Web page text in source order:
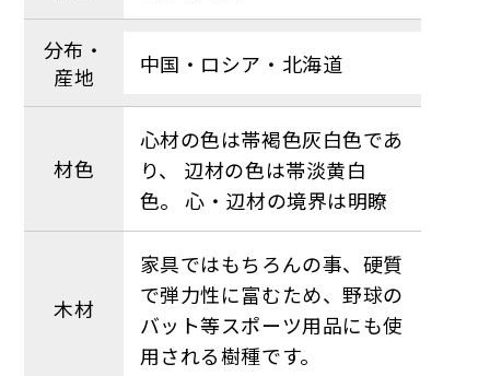
分布・
産地
中国・ロシア・北海道
材色
心材の色は帯褐色灰白色であ
り、 辺材の色は帯淡黄白
色。 心・辺材の境界は明瞭
木材
家具ではもちろんの事、硬質
で弾力性に富むため、野球の
バット等スポーツ用品にも使
用される樹種です。